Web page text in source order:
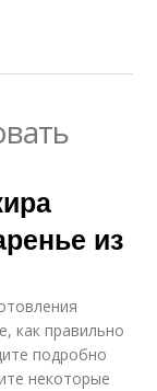
из
как правильно
подробно
некоторые